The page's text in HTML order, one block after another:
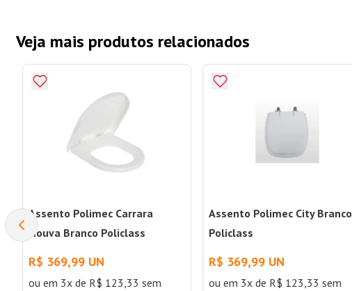
Veja mais produtos relacionados
Assento Polimec Carrara
Nouva Branco Policlass
R$ 369,99 UN
ou em 3x de R$ 123,33 sem
Assento Polimec City Branco
Policlass
R$ 369,99 UN
ouem 3x de R$ 123,33 sem